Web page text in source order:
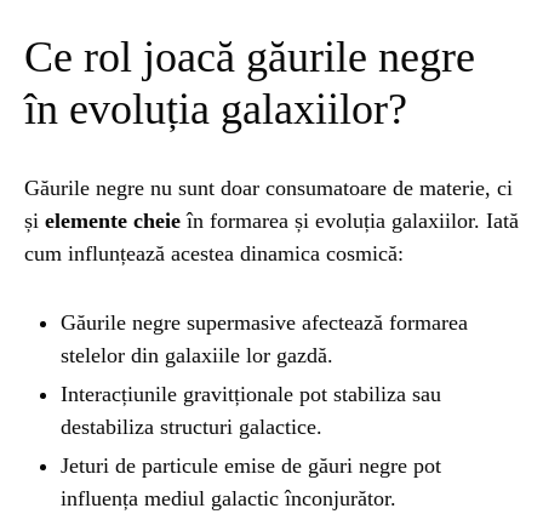
Ce rol joacă găurile negre
în evoluția galaxiilor?
Găurile negre nu sunt doar consumatoare de materie, ci
și elemente cheie în formarea și evoluția galaxiilor. Iată
cum influnțează acestea dinamica cosmică:
Găurile negre supermasive afectează formarea
stelelor din galaxiile lor gazdă.
Interacțiunile gravitționale pot stabiliza sau
destabiliza structuri galactice.
Jeturi de particule emise de găuri negre pot
influența mediul galactic înconjurător.